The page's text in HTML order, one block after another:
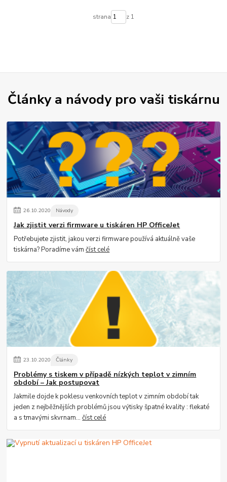
strana z 1
Články a návody pro vaši tiskárnu
26.10.2020 Návody
Jak zjistit verzi firmware u tiskáren HP OfficeJet
Potřebujete zjistit, jakou verzi firmware používá aktuálně vaše
tiskárna? Poradíme vámčíst celé
23.10.2020 Články
Problémy s tiskem v případě nízkých teplot v zimním
období – Jak postupovat
Jakmile dojde k poklesu venkovních teplot v zimním období tak
jeden z nejběžnějších problémů jsou výtisky špatné kvality : flekaté
a s tmavými skvrnam...číst celé